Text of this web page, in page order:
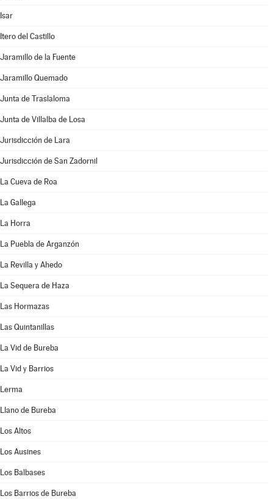
Isar
Itero del Castillo
Jaramillo de la Fuente
Jaramillo Quemado
Junta de Traslaloma
Junta de Villalba de Losa
Jurisdicción de Lara
Jurisdicción de San Zadornil
La Cueva de Roa
La Gallega
La Horra
La Puebla de Arganzón
La Revilla y Ahedo
La Sequera de Haza
Las Hormazas
Las Quintanillas
La Vid de Bureba
La Vid y Barrios
Lerma
Llano de Bureba
Los Altos
Los Ausines
Los Balbases
Los Barrios de Bureba